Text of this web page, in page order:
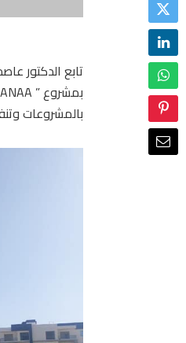
تابع الدكتور
بالمشروعات